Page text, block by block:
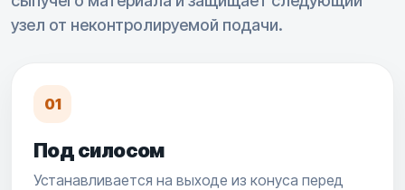
узел от неконтролируемой подачи.
01
Под силосом
Устанавливается на выходе из конуса перед